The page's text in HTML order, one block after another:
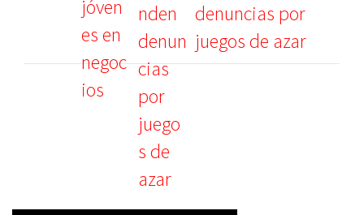
denuncias por
juegos de azar